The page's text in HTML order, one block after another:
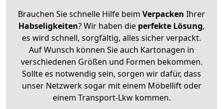
Brauchen Sie schnelle Hilfe beim Verpacken Ihrer
Habseligkeiten? Wir haben die perfekte Lösung,
es wird schnell, sorgfältig, alles sicher verpackt.
Auf Wunsch können Sie auch Kartonagen in
verschiedenen Größen und Formen bekommen.
Sollte es notwendig sein, sorgen wir dafür, dass
unser Netzwerk sogar mit einem Möbellift oder
einem Transport-Lkw kommen.